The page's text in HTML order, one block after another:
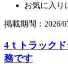
お気に入り
掲載期間：2026/
4ｔトラック
務です